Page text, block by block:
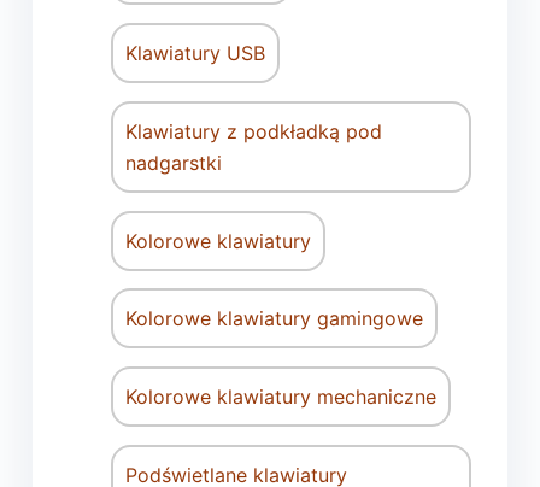
Klawiatury USB
Klawiatury z podkładką pod
nadgarstki
Kolorowe klawiatury
Kolorowe klawiatury gamingowe
Kolorowe klawiatury mechaniczne
Podświetlane klawiatury